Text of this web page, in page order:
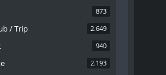
873
/ Trip 2.649
940
2.193